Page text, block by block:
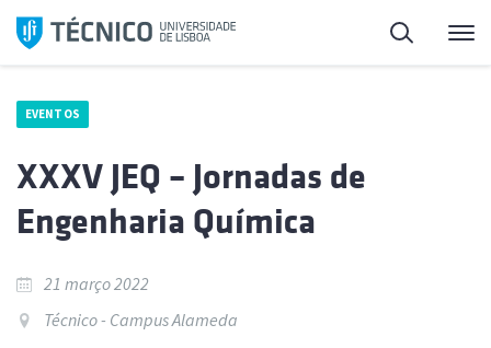
Saltar
para
Pesquisa
EVENTOS
XXXV JEQ – Jornadas de
Engenharia Química
21 março 2022
Técnico - Campus Alameda